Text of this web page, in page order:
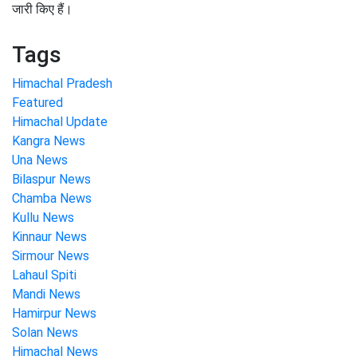
जारी किए हैं।
Tags
Himachal Pradesh
Featured
Himachal Update
Kangra News
Una News
Bilaspur News
Chamba News
Kullu News
Kinnaur News
Sirmour News
Lahaul Spiti
Mandi News
Hamirpur News
Solan News
Himachal News